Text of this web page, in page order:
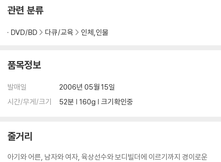
관련 분류
DVD/BD 다큐/교육 인체,인물
품목정보
발매일
2006년 05월 15일
시간/무게/크기
52분 | 160g | 크기확인중
줄거리
아기와 어른, 남자와 여자, 육상선수와 보디빌더에 이르기까지 경이로운